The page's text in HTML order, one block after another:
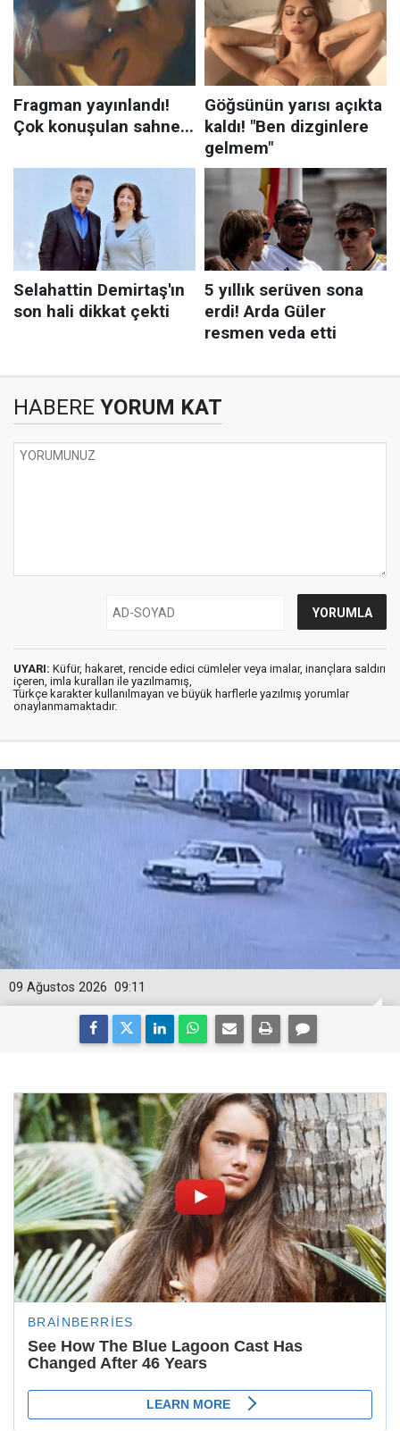
HABERE YORUM KAT
UYARI: Küfür, hakaret, rencide edici cümleler veya imalar, inançlara saldırı
içeren, imla kuralları ile yazılmamış,
Türkçe karakter kullanılmayan ve büyük harflerle yazılmış yorumlar
onaylanmamaktadır.
09:11
09 Ağustos 2026